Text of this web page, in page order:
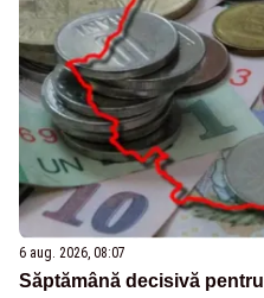
6 aug. 2026, 08:07
Săptămână decisivă